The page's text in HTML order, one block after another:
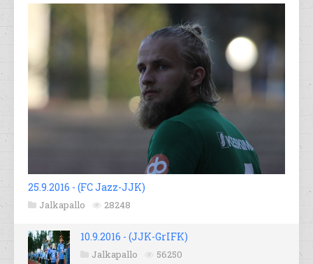
25.9.2016 - (FC Jazz-JJK)
Jalkapallo 28248
10.9.2016 - (JJK-GrIFK)
Jalkapallo 56250